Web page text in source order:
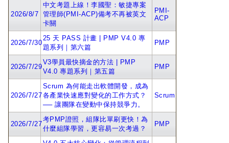
2026/8/7
中文考題上線！李國聖：敏捷專案
管理師(PMI-ACP)備考不再被英文
卡關
PMI-
ACP
2026/7/30
25 天 PASS 計畫 | PMP V4.0 專
題系列｜第六篇
PMP
2026/7/29
V3學員最快摘金的方法 | PMP
V4.0 專題系列｜第五篇
PMP
2026/7/27
Scrum 為何能走出軟體開發，成為
各產業快速應對變化的工作方式？
── 讓團隊在變動中保持競爭力。
Scrum
2026/7/27
考PMP證照，組隊比單刷更快！為
什麼組隊學習，更容易一次考過？
PMP